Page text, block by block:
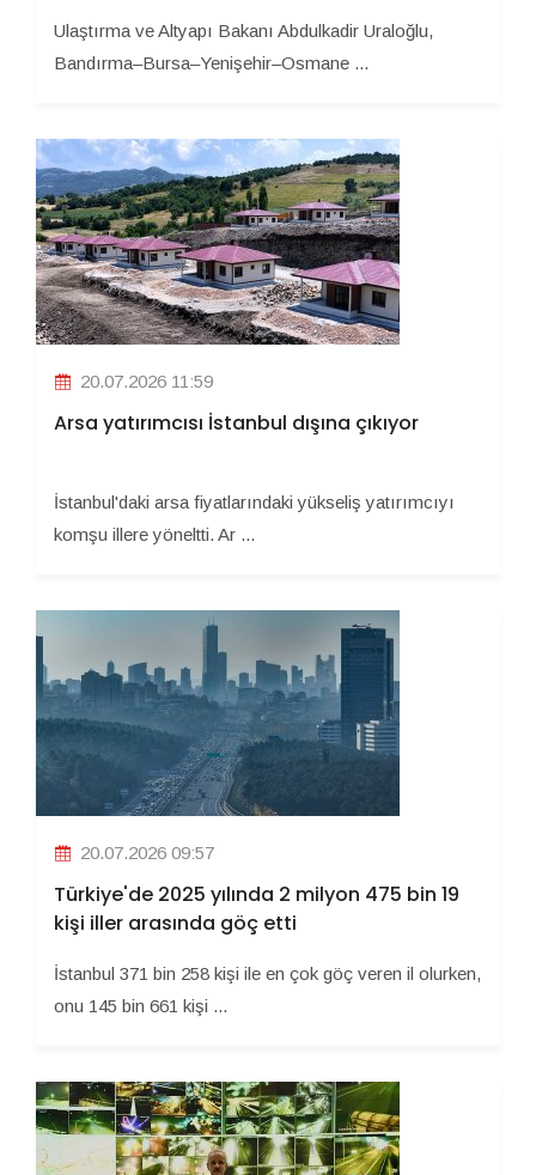
Ulaştırma ve Altyapı Bakanı Abdulkadir Uraloğlu,
Bandırma–Bursa–Yenişehir–Osmane ...
20.07.2026 11:59
Arsa yatırımcısı İstanbul dışına çıkıyor
İstanbul'daki arsa fiyatlarındaki yükseliş yatırımcıyı
komşu illere yöneltti. Ar ...
20.07.2026 09:57
Türkiye'de 2025 yılında 2 milyon 475 bin 19
kişi iller arasında göç etti
İstanbul 371 bin 258 kişi ile en çok göç veren il olurken,
onu 145 bin 661 kişi ...